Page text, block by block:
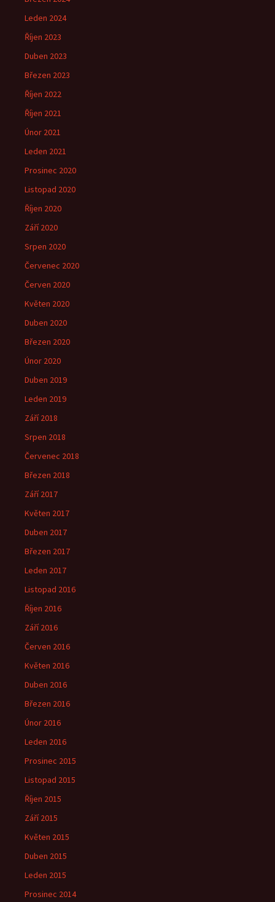
Leden 2024
Říjen 2023
Duben 2023
Březen 2023
Říjen 2022
Říjen 2021
Únor 2021
Leden 2021
Prosinec 2020
Listopad 2020
Říjen 2020
Září 2020
Srpen 2020
Červenec 2020
Červen 2020
Květen 2020
Duben 2020
Březen 2020
Únor 2020
Duben 2019
Leden 2019
Září 2018
Srpen 2018
Červenec 2018
Březen 2018
Září 2017
Květen 2017
Duben 2017
Březen 2017
Leden 2017
Listopad 2016
Říjen 2016
Září 2016
Červen 2016
Květen 2016
Duben 2016
Březen 2016
Únor 2016
Leden 2016
Prosinec 2015
Listopad 2015
Říjen 2015
Září 2015
Květen 2015
Duben 2015
Leden 2015
Prosinec 2014